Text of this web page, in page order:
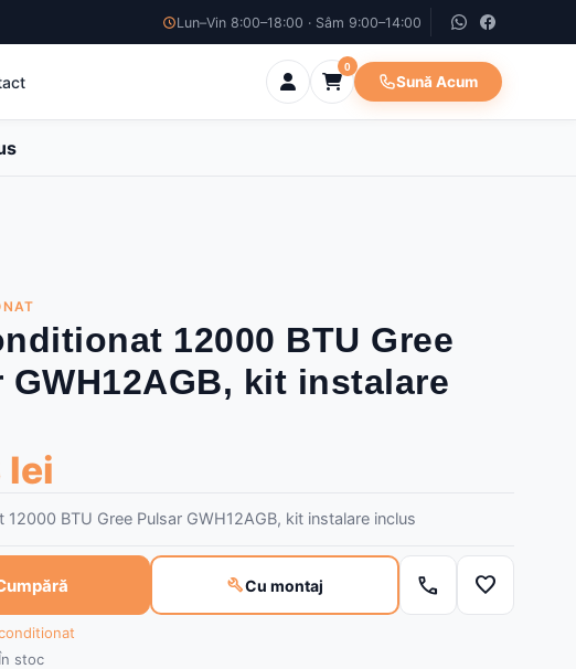
Lun–Vin 8:00–18:00 · Sâm 9:00–14:00
0
Sună Acum
12000 BTU Gree
GWH12AGB, kit instalare
lei
BTU Gree Pulsar GWH12AGB, kit instalare inclus
buildCu montaj call favorite
stoc